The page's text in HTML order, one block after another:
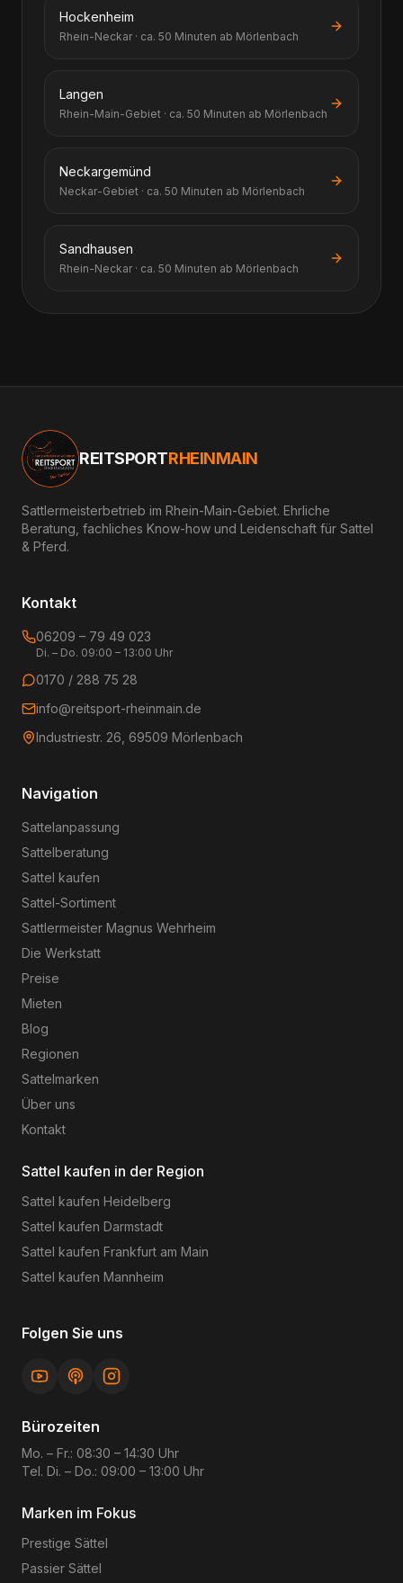
Hockenheim
Rhein-Neckar · ca. 50 Minuten ab Mörlenbach
Langen
Rhein-Main-Gebiet · ca. 50 Minuten ab Mörlenbach
Neckargemünd
Neckar-Gebiet · ca. 50 Minuten ab Mörlenbach
Sandhausen
Rhein-Neckar · ca. 50 Minuten ab Mörlenbach
REITSPORTRHEINMAIN
Sattlermeisterbetrieb im Rhein-Main-Gebiet. Ehrliche
Beratung, fachliches Know-how und Leidenschaft für Sattel
& Pferd.
Kontakt
06209 – 79 49 023
Di. – Do. 09:00 – 13:00 Uhr
0170 / 288 75 28
info@reitsport-rheinmain.de
Industriestr. 26, 69509 Mörlenbach
Navigation
Sattelanpassung
Sattelberatung
Sattel kaufen
Sattel-Sortiment
Sattlermeister Magnus Wehrheim
Die Werkstatt
Preise
Mieten
Blog
Regionen
Sattelmarken
Über uns
Kontakt
Sattel kaufen in der Region
Sattel kaufen Heidelberg
Sattel kaufen Darmstadt
Sattel kaufen Frankfurt am Main
Sattel kaufen Mannheim
Folgen Sie uns
Bürozeiten
Mo. – Fr.: 08:30 – 14:30 Uhr
Tel. Di. – Do.: 09:00 – 13:00 Uhr
Marken im Fokus
Prestige Sättel
Passier Sättel